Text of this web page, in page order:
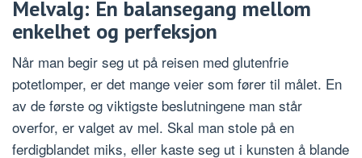
Melvalg: En balansegang mellom
enkelhet og perfeksjon
Når man begir seg ut på reisen med glutenfrie
potetlomper, er det mange veier som fører til målet. En
av de første og viktigste beslutningene man står
overfor, er valget av mel. Skal man stole på en
ferdigblandet miks, eller kaste seg ut i kunsten å blande